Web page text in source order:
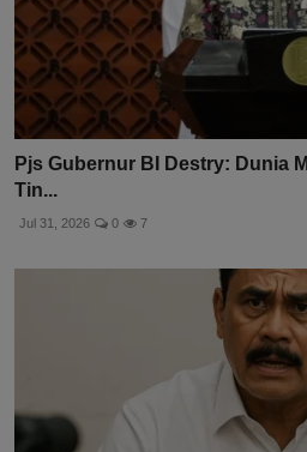
Pjs Gubernur BI Destry: Dunia
Tin...
Jul 31, 2026 0 7